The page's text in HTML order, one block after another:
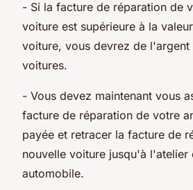
- Si la facture de réparation de
voiture est supérieure à la
voiture, vous devrez de l'argent
voitures.
- Vous devez maintenant vous
facture de réparation de votre
payée et retracer la facture de
nouvelle voiture jusqu'à l'atelier
automobile.